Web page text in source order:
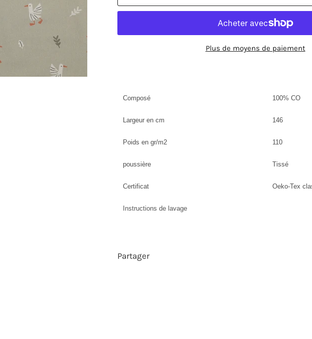
Plus de moyens de paiement
Composé 100% CO
Largeur en cm 146
Poids en gr/m2 110
poussière Tissé
Certificat Oeko-Tex
Instructions de lavage
Partager